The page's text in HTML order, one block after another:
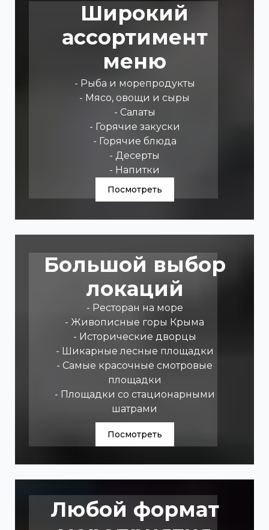
Широкий
ассортимент
меню
- Рыба и морепродукты
- Мясо, овощи и сыры
- Салаты
- Горячие закуски
- Горячие блюда
- Десерты
- Напитки
Посмотреть
Большой выбор
локаций
- Ресторан на море
- Живописные горы Крыма
- Исторические дворцы
- Шикарные лесные площадки
- Самые красочные смотровые
площадки
- Площадки со стационарными
шатрами
Посмотреть
Любой формат